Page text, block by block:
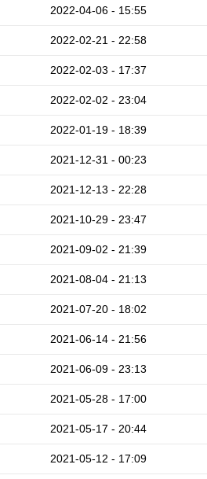
2022-04-06 - 15:55
2022-02-21 - 22:58
2022-02-03 - 17:37
2022-02-02 - 23:04
2022-01-19 - 18:39
2021-12-31 - 00:23
2021-12-13 - 22:28
2021-10-29 - 23:47
2021-09-02 - 21:39
2021-08-04 - 21:13
2021-07-20 - 18:02
2021-06-14 - 21:56
2021-06-09 - 23:13
2021-05-28 - 17:00
2021-05-17 - 20:44
2021-05-12 - 17:09